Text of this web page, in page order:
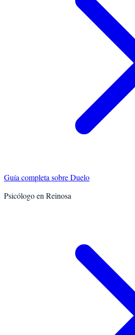
Guía completa sobreDuelo
Psicólogo en Reinosa